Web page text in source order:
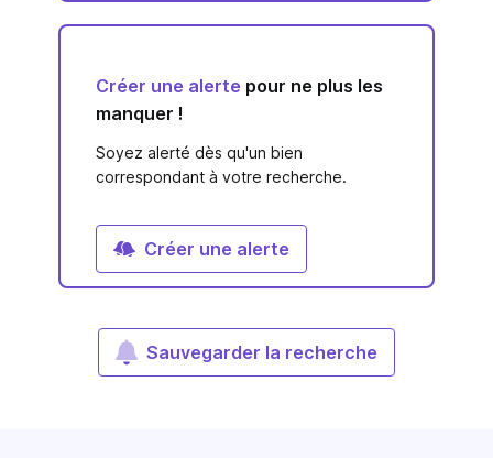
Créer une alerte pour ne plus les
manquer !
Soyez alerté dès qu'un bien
correspondant à votre recherche.
Créer une alerte
Sauvegarder la recherche